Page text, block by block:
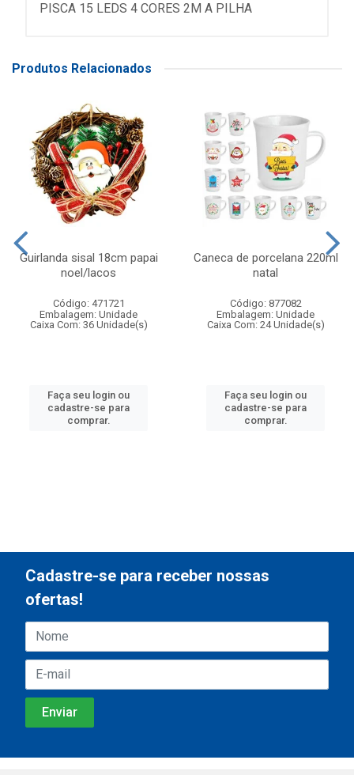
PISCA 15 LEDS 4 CORES 2M A PILHA
Produtos Relacionados
Guirlanda sisal 18cm papai
noel/lacos
Código: 471721
Embalagem: Unidade
Caixa Com: 36 Unidade(s)
Faça seu login ou
cadastre-se para
comprar.
Caneca de porcelana 220ml
natal
Código: 877082
Embalagem: Unidade
Caixa Com: 24 Unidade(s)
Faça seu login ou
cadastre-se para
comprar.
Cadastre-se para receber nossas
ofertas!